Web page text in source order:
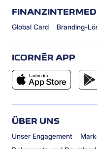
Global Card Branding-
ICORNÈR APP
ÜBER UNS
Unser Engagement